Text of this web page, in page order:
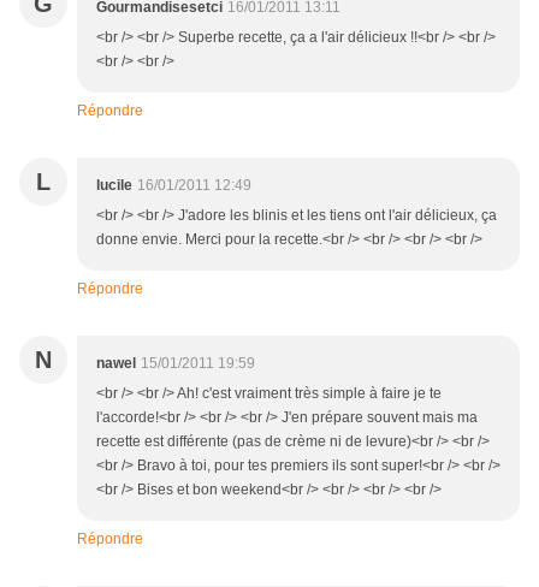
Gourmandisesetci 16/01/2011 13:11
<br /> <br /> Superbe recette, ça a l'air délicieux !!<br /> <br />
<br /> <br />
Répondre
L lucile 16/01/2011 12:49
<br /> <br /> J'adore les blinis et les tiens ont l'air délicieux, ça
donne envie. Merci pour la recette.<br /> <br /> <br /> <br />
Répondre
N nawel 15/01/2011 19:59
<br /> <br /> Ah! c'est vraiment très simple à faire je te
l'accorde!<br /> <br /> <br /> J'en prépare souvent mais ma
recette est différente (pas de crème ni de levure)<br /> <br />
<br /> Bravo à toi, pour tes premiers ils sont super!<br /> <br />
<br /> Bises et bon weekend<br /> <br /> <br /> <br />
Répondre